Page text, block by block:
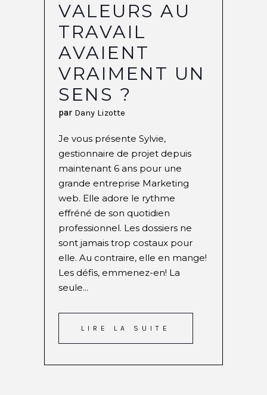
VALEURS AU
TRAVAIL
AVAIENT
VRAIMENT UN
SENS ?
par Dany Lizotte
Je vous présente Sylvie,
gestionnaire de projet depuis
maintenant 6 ans pour une
grande entreprise Marketing
web. Elle adore le rythme
effréné de son quotidien
professionnel. Les dossiers ne
sont jamais trop costaux pour
elle. Au contraire, elle en mange!
Les défis, emmenez-en! La
seule...
LIRE LA SUITE